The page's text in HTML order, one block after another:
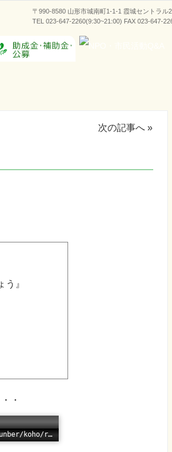
〒990-8580 山形市城南町1-1-1 霞城セントラル
TEL 023-647-2260(9:30~21:00) FAX 023-647-
次の記事へ »
』
・
Error loading: "/wp/wp-content/uploads/backnunber/koho/radio/201108radio.mp3"